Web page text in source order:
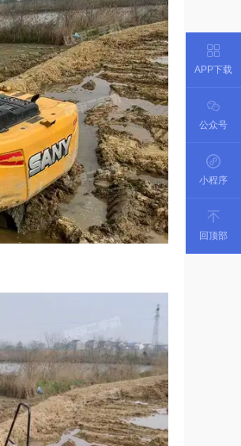
APP下载
公众号
小程序
回顶部